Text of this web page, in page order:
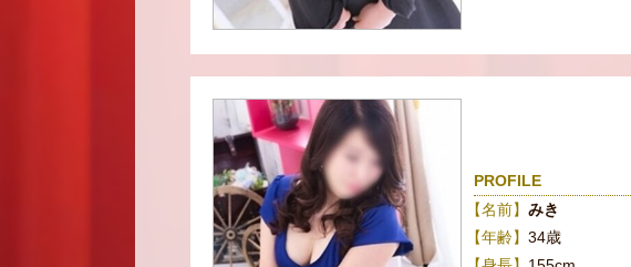
PROFILE
【名前】みき
【年齢】34歳